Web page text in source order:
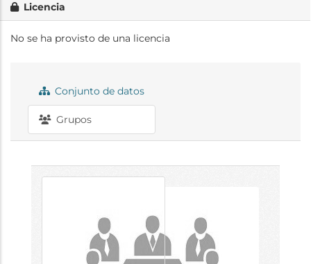
Licencia
No se ha provisto de una licencia
Conjunto de datos
Grupos